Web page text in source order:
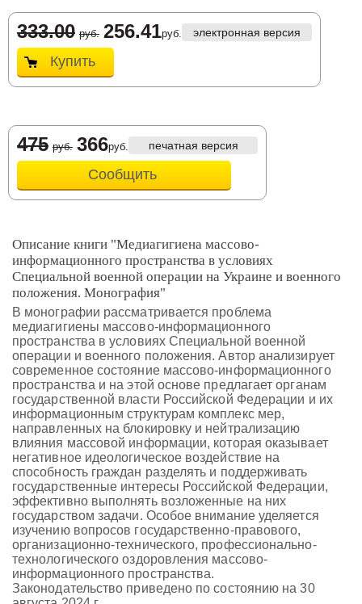
333.00 руб. 256.41руб. электронная версия
Купить
475 руб. 366руб. печатная версия
Сообщить
Описание книги "Медиагигиена массово-
информационного пространства в условиях
Cпециальной военной операции на Украине и военного
положения. Монография"
В монографии рассматривается проблема
медиагигиены массово-информационного
пространства в условиях Cпециальной военной
операции и военного положения. Автор анализирует
современное состояние массово-информационного
пространства и на этой основе предлагает органам
государственной власти Российской Федерации и их
информационным структурам комплекс мер,
направленных на блокировку и нейтрализацию
влияния массовой информации, которая оказывает
негативное идеологическое воздействие на
способность граждан разделять и поддерживать
государственные интересы Российской Федерации,
эффективно выполнять возложенные на них
государством задачи. Особое внимание уделяется
изучению вопросов государственно-правового,
организационно-технического, профессионально-
технологического оздоровления массово-
информационного пространства.
Законодательство приведено по состоянию на 30